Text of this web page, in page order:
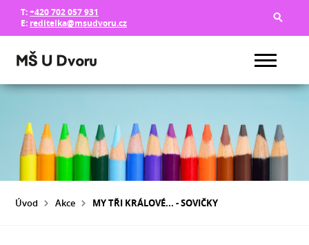
T:+420 702 057 931
E: reditelka@msudvoru.cz
Úvod Akce MY TŘI KRÁLOVÉ... - SOVIČKY